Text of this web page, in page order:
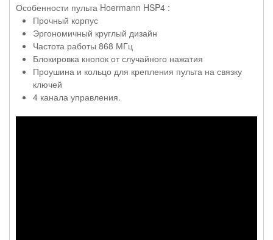
Особенности пульта Hoermann HSP4 :
Прочный корпус
Эргономичный круглый дизайн
Частота работы 868 МГц
Блокировка кнопок от случайного нажатия
Проушина и кольцо для крепления пульта на связку
ключей
4 канала управления.